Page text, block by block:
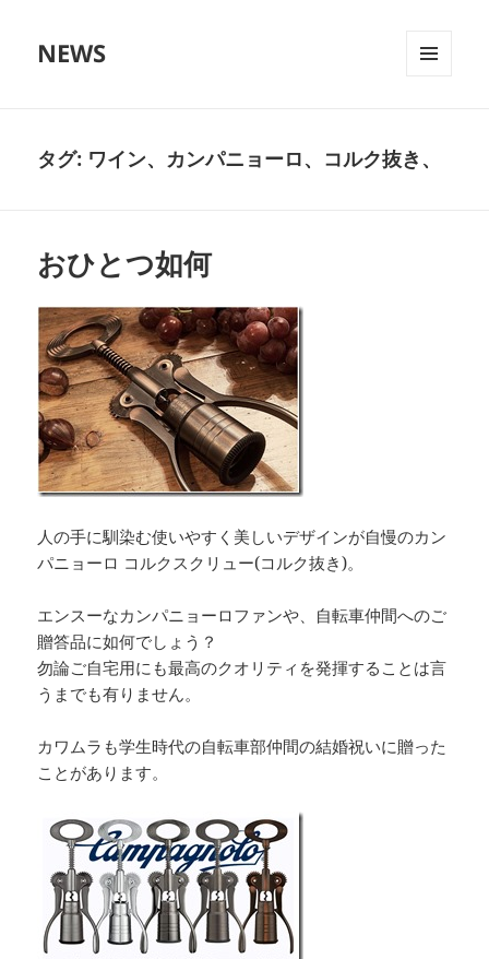
NEWS
タグ: ワイン、カンパニョーロ、コルク抜き、
おひとつ如何
人の手に馴染む使いやすく美しいデザインが自慢のカン
パニョーロ コルクスクリュー(コルク抜き)。
エンスーなカンパニョーロファンや、自転車仲間へのご
贈答品に如何でしょう？
勿論ご自宅用にも最高のクオリティを発揮することは言
うまでも有りません。
カワムラも学生時代の自転車部仲間の結婚祝いに贈った
ことがあります。